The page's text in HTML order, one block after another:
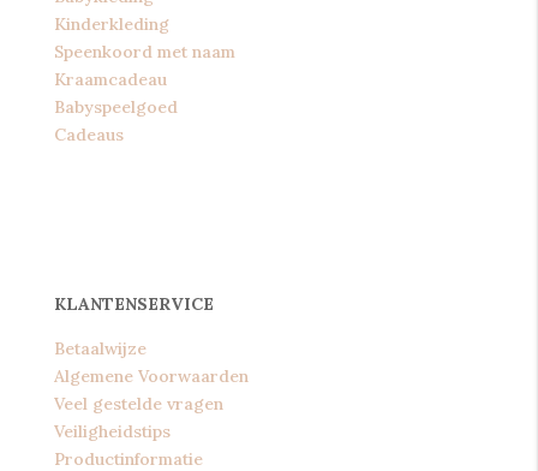
Kinderkleding
Speenkoord met naam
Kraamcadeau
Babyspeelgoed
Cadeaus
KLANTENSERVICE
Betaalwijze
Algemene Voorwaarden
Veel gestelde vragen
Veiligheidstips
Productinformatie